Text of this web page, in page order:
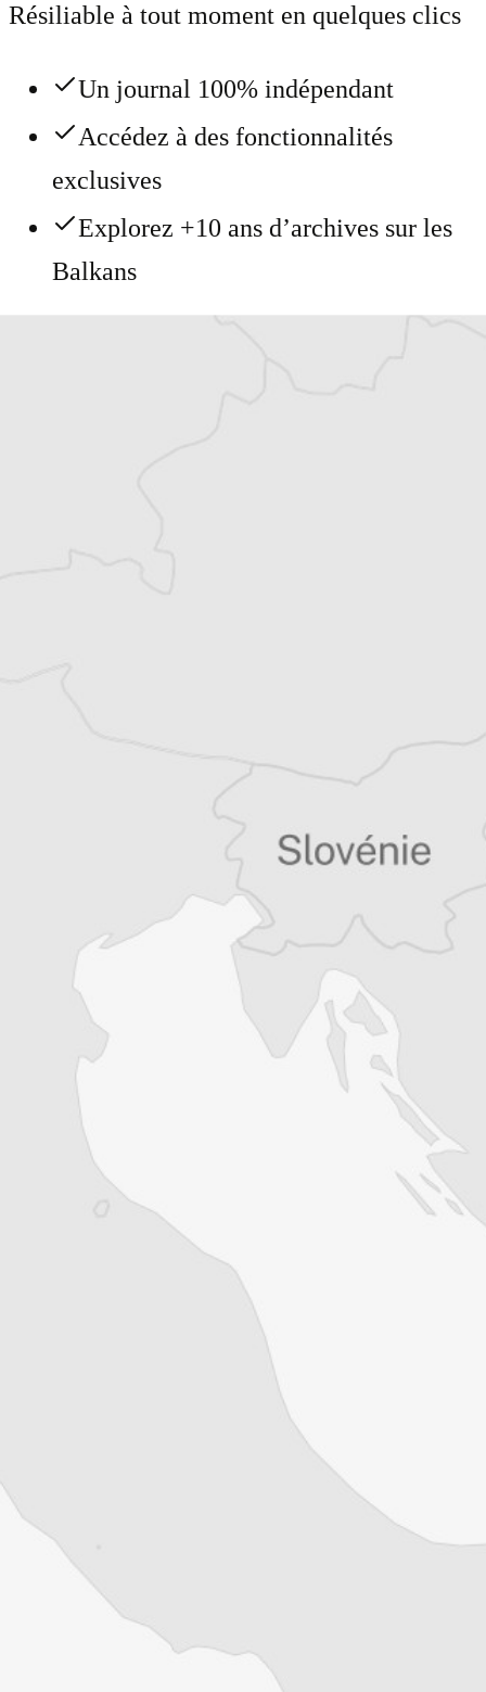
Résiliable à tout moment en quelques clics
Un journal 100% indépendant
Accédez à des fonctionnalités
exclusives
Explorez +10 ans d’archives sur les
Balkans